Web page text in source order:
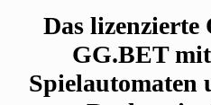
Das lizenzierte
GG.BET
Spielautomaten